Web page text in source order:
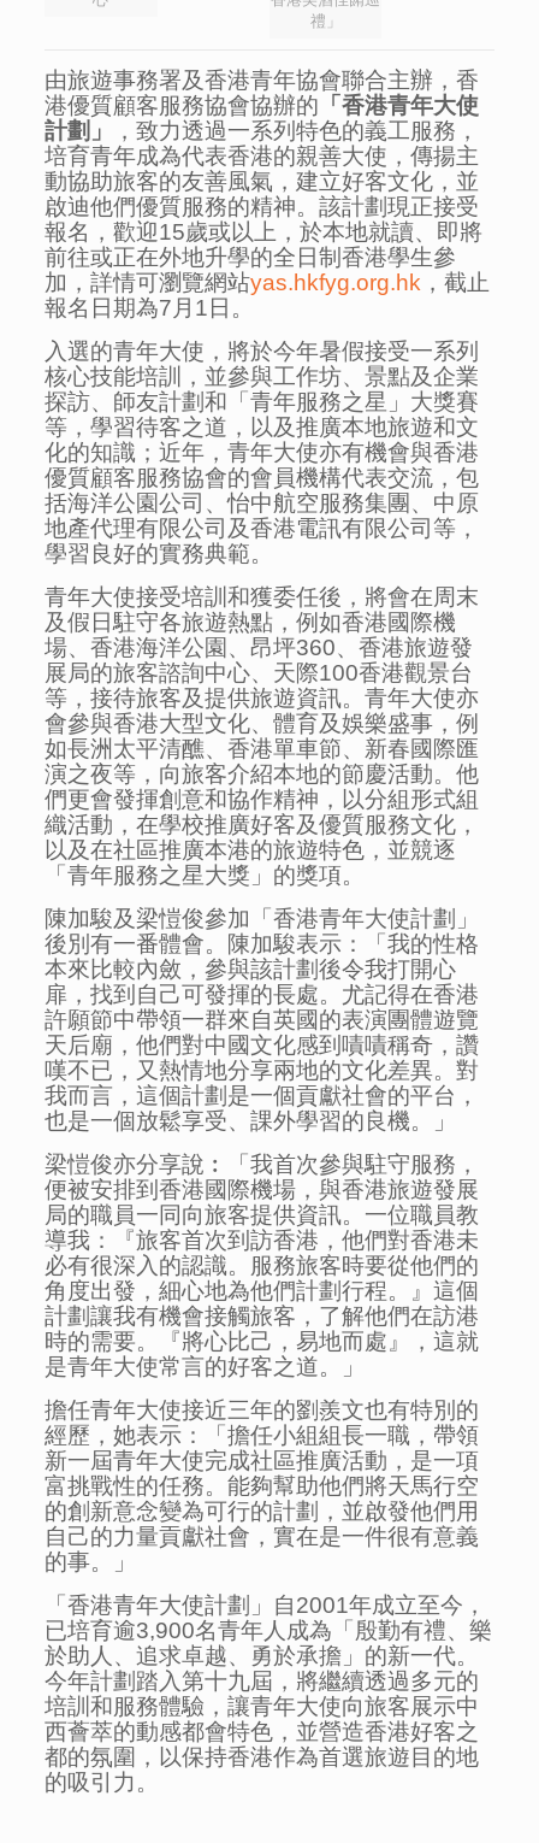
禮」
由旅遊事務署及香港青年協會聯合主辦，香
港優質顧客服務協會協辦的 「香港青年大使
計劃」
，致力透過一系列特色的義工服務，
培育青年成為代表香港的親善大使，傳揚主
動協助旅客的友善風氣，建立好客文化，並
啟迪他們優質服務的精神。該計劃現正接受
報名，歡迎15歲或以上，於本地就讀、即將
前往或正在外地升學的全日制香港學生參
加，詳情可瀏覽網站yas.hkfyg.org.hk ，截止
報名日期為7月1日。
入選的青年大使，將於今年暑假接受一系列
核心技能培訓，並參與工作坊、景點及企業
探訪、師友計劃和「青年服務之星」大獎賽
等，學習待客之道，以及推廣本地旅遊和文
化的知識；近年，青年大使亦有機會與香港
優質顧客服務協會的會員機構代表交流，包
括海洋公園公司、怡中航空服務集團、中原
地產代理有限公司及香港電訊有限公司等，
學習良好的實務典範。
青年大使接受培訓和獲委任後，將會在周末
及假日駐守各旅遊熱點，例如香港國際機
場、香港海洋公園、昂坪360、香港旅遊發
展局的旅客諮詢中心、天際100香港觀景台
等，接待旅客及提供旅遊資訊。青年大使亦
會參與香港大型文化、體育及娛樂盛事，例
如長洲太平清醮、香港單車節、新春國際匯
演之夜等，向旅客介紹本地的節慶活動。他
們更會發揮創意和協作精神，以分組形式組
織活動，在學校推廣好客及優質服務文化，
以及在社區推廣本港的旅遊特色，並競逐
「青年服務之星大獎」的獎項。
陳加駿及梁愷俊參加「香港青年大使計劃」
後別有一番體會。陳加駿表示：「我的性格
本來比較內斂，參與該計劃後令我打開心
扉，找到自己可發揮的長處。尤記得在香港
許願節中帶領一群來自英國的表演團體遊覽
天后廟，他們對中國文化感到嘖嘖稱奇，讚
嘆不已，又熱情地分享兩地的文化差異。對
我而言，這個計劃是一個貢獻社會的平台，
也是一個放鬆享受、課外學習的良機。」
梁愷俊亦分享說︰「我首次參與駐守服務，
便被安排到香港國際機場，與香港旅遊發展
局的職員一同向旅客提供資訊。一位職員教
導我：『旅客首次到訪香港，他們對香港未
必有很深入的認識。服務旅客時要從他們的
角度出發，細心地為他們計劃行程。』這個
計劃讓我有機會接觸旅客，了解他們在訪港
時的需要。『將心比己，易地而處』，這就
是青年大使常言的好客之道。」
擔任青年大使接近三年的劉羨文也有特別的
經歷，她表示：「擔任小組組長一職，帶領
新一屆青年大使完成社區推廣活動，是一項
富挑戰性的任務。能夠幫助他們將天馬行空
的創新意念變為可行的計劃，並啟發他們用
自己的力量貢獻社會，實在是一件很有意義
的事。」
「香港青年大使計劃」自2001年成立至今，
已培育逾3,900名青年人成為「殷勤有禮、樂
於助人、追求卓越、勇於承擔」的新一代。
今年計劃踏入第十九屆，將繼續透過多元的
培訓和服務體驗，讓青年大使向旅客展示中
西薈萃的動感都會特色，並營造香港好客之
都的氛圍，以保持香港作為首選旅遊目的地
的吸引力。